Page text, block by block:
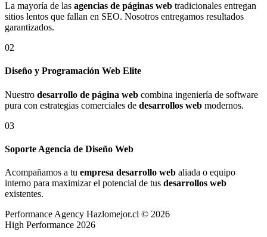
La mayoría de las agencias de páginas web tradicionales entregan
sitios lentos que fallan en SEO. Nosotros entregamos resultados
garantizados.
02
Diseño y Programación Web Elite
Nuestro desarrollo de página web combina ingeniería de software
pura con estrategias comerciales de desarrollos web modernos.
03
Soporte Agencia de Diseño Web
Acompañamos a tu empresa desarrollo web aliada o equipo
interno para maximizar el potencial de tus desarrollos web
existentes.
Performance Agency Hazlomejor.cl © 2026
High Performance 2026